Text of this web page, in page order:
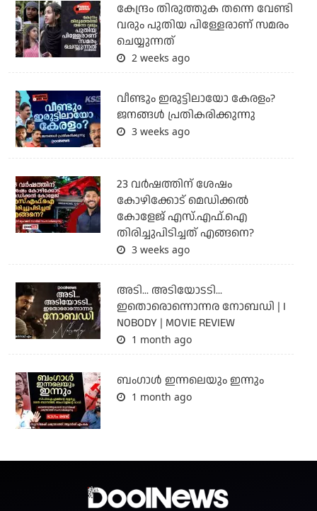
കേന്ദ്രം തിരുത്തുക തന്നെ വേണ്ടി
വരും പുതിയ പിള്ളേരാണ് സമരം
ചെയ്യുന്നത്
2 weeks ago
വീണ്ടും ഇരുട്ടിലായോ കേരളം?
ജനങ്ങൾ പ്രതികരിക്കുന്നു
3 weeks ago
23 വർഷത്തിന് ശേഷം
കോഴിക്കോട് മെഡിക്കൽ
കോളേജ് എസ്.എഫ്.ഐ
തിരിച്ചുപിടിച്ചത് എങ്ങനെ?
3 weeks ago
അടി... അടിയോടടി...
ഇതൊരൊന്നൊന്നര നോബഡി | I
NOBODY | MOVIE REVIEW
1 month ago
ബംഗാള്‍ ഇന്നലെയും ഇന്നും
1 month ago